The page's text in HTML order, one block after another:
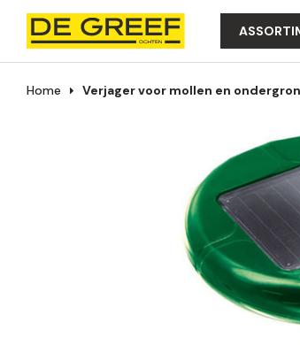
Home Verjager voor mollen en